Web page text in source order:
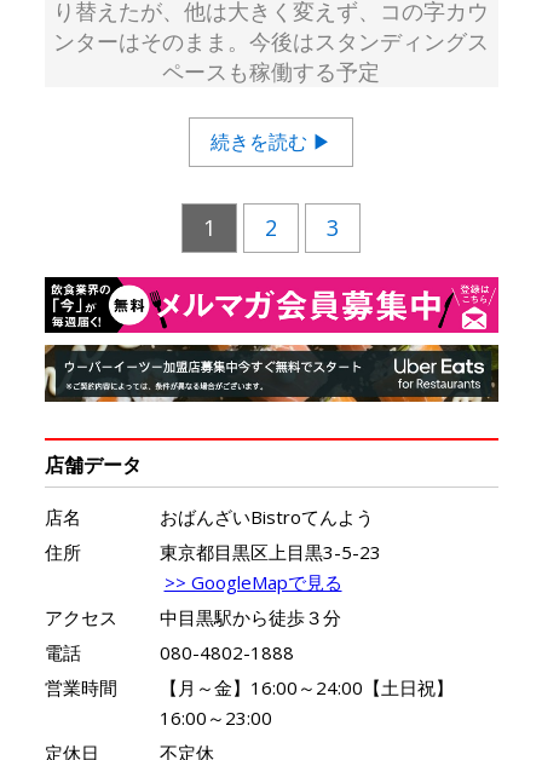
り替えたが、他は大きく変えず、コの字カウ
ンターはそのまま。今後はスタンディングス
ペースも稼働する予定
続きを読む ▶
1 2 3
店舗データ
店名
おばんざいBistroてんよう
住所
東京都目黒区上目黒3-5-23
>> GoogleMapで見る
アクセス
中目黒駅から徒歩３分
電話
080-4802-1888
営業時間
【月～金】16:00～24:00【土日祝】
16:00～23:00
定休日
不定休